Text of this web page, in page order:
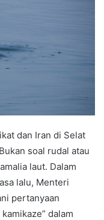
dan Iran di Selat
soal rudal atau
laut. Dalam
lalu, Menteri
pertanyaan
dalam